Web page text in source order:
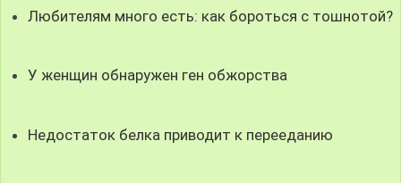
Любителям много есть: как бороться с тошнотой?
У женщин обнаружен ген обжорства
Недостаток белка приводит к перееданию